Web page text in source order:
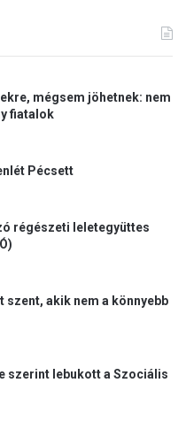
mégsem jöhetnek: nem
fiatalok
Pécsett
régészeti leletegyüttes
szent, akik nem a könnyebb
szerint lebukott a Szociális